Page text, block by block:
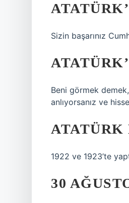
Sizin başarınız
Beni görmek
anlıyorsanız ve
ATATÜRK
1922 ve 1923’te
30